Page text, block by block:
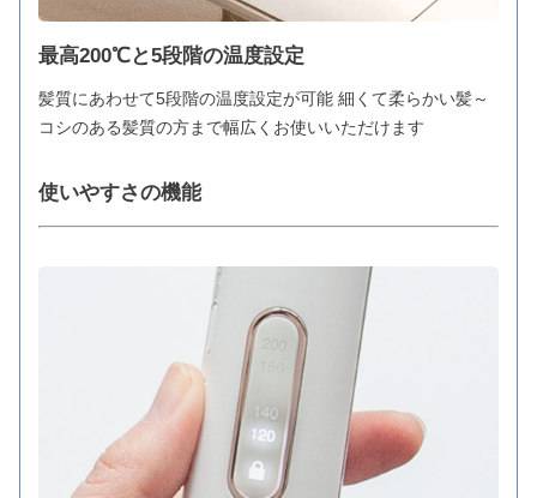
最高200℃と5段階の温度設定
髪質にあわせて5段階の温度設定が可能 細くて柔らかい髪～
コシのある髪質の方まで幅広くお使いいただけます
使いやすさの機能